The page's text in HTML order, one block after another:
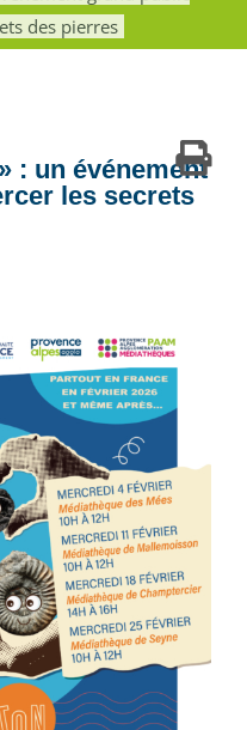
des pierres
: un événement
les secrets